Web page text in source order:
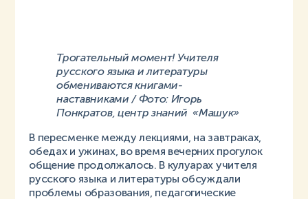
Трогательный момент! Учителя
русского языка и литературы
обмениваются книгами-
наставниками / Фото: Игорь
Понкратов, центр знаний «Машук»
В пересменке между лекциями, на завтраках,
обедах и ужинах, во время вечерних прогулок
общение продолжалось. В кулуарах учителя
русского языка и литературы обсуждали
проблемы образования, педагогические